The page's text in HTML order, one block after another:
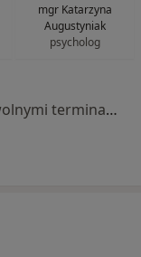
mgr Katarzyna
Augustyniak
psycholog
Brak dostępnych specjalistów z wolnymi terminami w tym centrum medycznym.